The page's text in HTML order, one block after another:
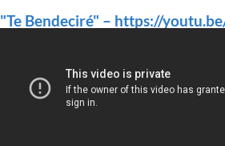
"Te Bendeciré" – https://